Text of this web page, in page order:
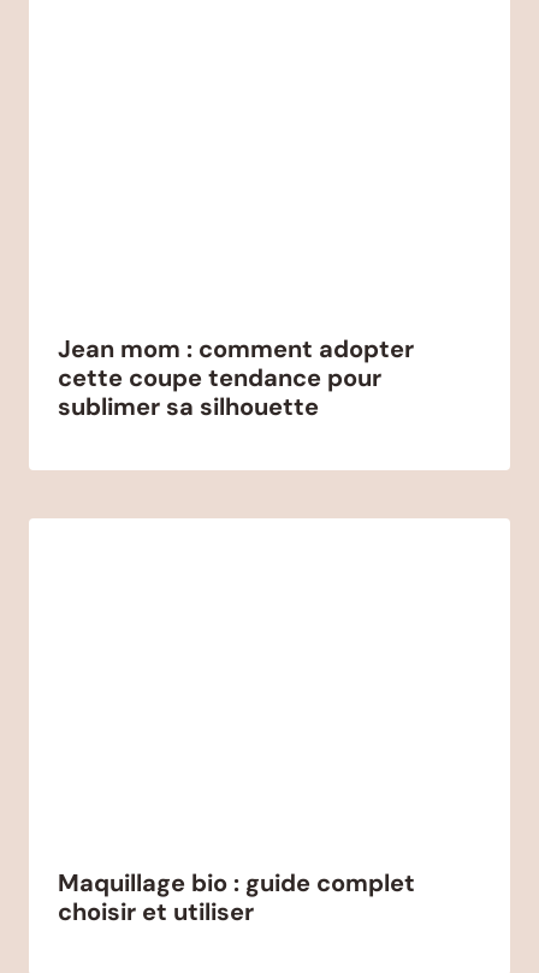
Jean mom : comment adopter
cette coupe tendance pour
sublimer sa silhouette
Maquillage bio : guide complet
choisir et utiliser